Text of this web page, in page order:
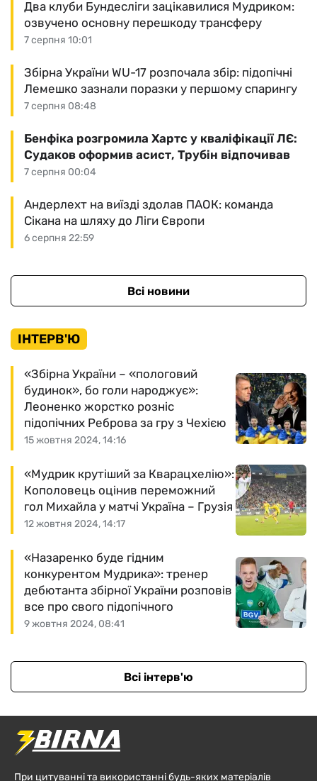
7 серпня 10:01
Два клуби Бундесліги зацікавилися Мудриком:
озвучено основну перешкоду трансферу
7 серпня 08:48
Збірна України WU-17 розпочала збір: підопічні
Лемешко зазнали поразки у першому спарингу
7 серпня 00:04
Бенфіка розгромила Хартс у кваліфікації ЛЄ:
Судаков оформив асист, Трубін відпочивав
6 серпня 22:59
Андерлехт на виїзді здолав ПАОК: команда
Сікана на шляху до Ліги Європи
Всі новини
ІНТЕРВ'Ю
15 жовтня 2024, 14:16
«Збірна України – «пологовий
будинок», бо голи народжує»:
Леоненко жорстко розніс
підопічних Реброва за гру з Чехією
12 жовтня 2024, 14:17
«Мудрик крутіший за Кварацхелію»:
Кополовець оцінив переможний
гол Михайла у матчі Україна – Грузія
9 жовтня 2024, 08:41
«Назаренко буде гідним
конкурентом Мудрика»: тренер
дебютанта збірної України розповів
все про свого підопічного
Всі інтерв'ю
При цитуванні та використанні будь-яких матеріалів